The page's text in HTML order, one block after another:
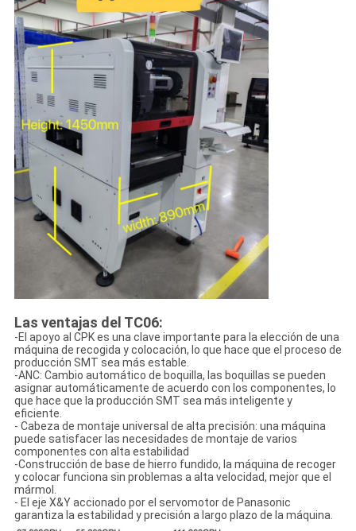
Las ventajas del TC06:
-El apoyo al CPK es una clave importante para la elección de una
máquina de recogida y colocación, lo que hace que el proceso de
producción SMT sea más estable.
-ANC: Cambio automático de boquilla, las boquillas se pueden
asignar automáticamente de acuerdo con los componentes, lo
que hace que la producción SMT sea más inteligente y
eficiente.
- Cabeza de montaje universal de alta precisión: una máquina
puede satisfacer las necesidades de montaje de varios
componentes con alta estabilidad
-Construcción de base de hierro fundido, la máquina de recoger
y colocar funciona sin problemas a alta velocidad, mejor que el
mármol.
- El eje X&Y accionado por el servomotor de Panasonic
garantiza la estabilidad y precisión a largo plazo de la máquina.